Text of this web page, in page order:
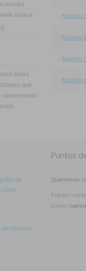
nuestra
enlace
podrá
que
conocimiento
Núcleo
Núcleo
Núcleo
Núcleo
de
2026
del proceso
Puntos
Queremos
Puedes
correo